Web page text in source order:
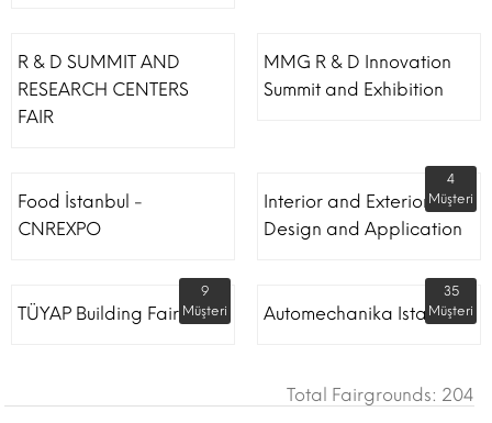
R & D SUMMIT AND
RESEARCH CENTERS
FAIR
MMG R & D Innovation
Summit and Exhibition
Food İstanbul -
CNREXPO
Interior and Exterior
Design and Application
4
Müşteri
TÜYAP Building Fair
9
Müşteri
Automechanika Istanbul
35
Müşteri
Total Fairgrounds: 204